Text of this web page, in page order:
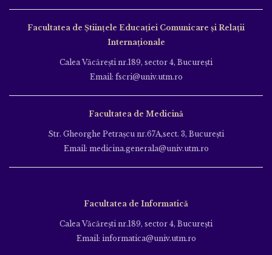
Facultatea de Ştiinţele Educației Comunicare și Relații
Internaționale
Calea Văcăreşti nr.189, sector 4, Bucureşti
Email: fscri@univ.utm.ro
Facultatea de Medicină
Str. Gheorghe Petraşcu nr.67A,sect. 3, Bucureşti
Email: medicina.generala@univ.utm.ro
Facultatea de Informatică
Calea Văcăreşti nr.189, sector 4, Bucureşti
Email: informatica@univ.utm.ro